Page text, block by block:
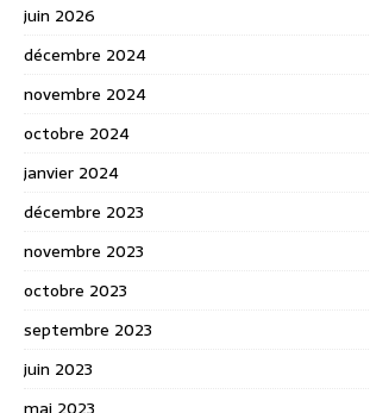
juin 2026
décembre 2024
novembre 2024
octobre 2024
janvier 2024
décembre 2023
novembre 2023
octobre 2023
septembre 2023
juin 2023